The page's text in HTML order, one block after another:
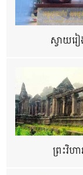
ស្វាយរ
ព្រះវិហា